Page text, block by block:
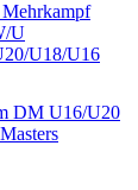
U
U18/U16
DM U16/U20